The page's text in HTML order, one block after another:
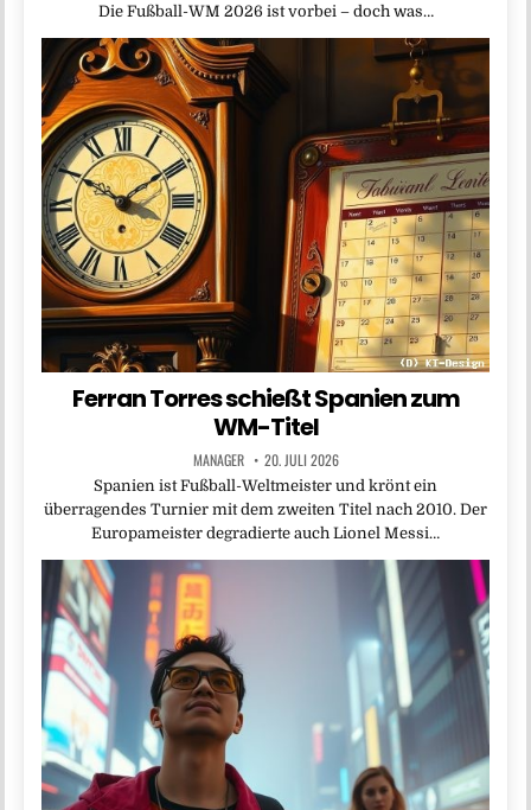
Die Fußball-WM 2026 ist vorbei – doch was…
Ferran Torres schießt Spanien zum
WM-Titel
MANAGER 20. JULI 2026
Spanien ist Fußball-Weltmeister und krönt ein
überragendes Turnier mit dem zweiten Titel nach 2010. Der
Europameister degradierte auch Lionel Messi…